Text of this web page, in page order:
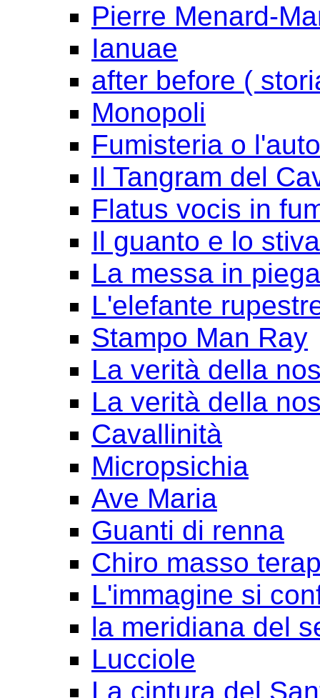
Pierre Menard-
Ianuae
after before (
Monopoli
Fumisteria o
Il Tangram del
Flatus vocis in
Il guanto e lo
La messa in piega
L'elefante
Stampo Man Ray
La verità della
La verità della
Cavallinità
Micropsichia
Ave Maria
Guanti di renna
Chiro masso
L'immagine si
la meridiana del
Lucciole
La cintura del